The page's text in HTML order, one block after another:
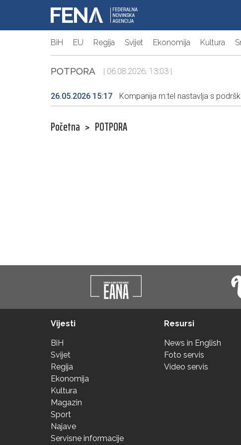
BiH EU Regija Svijet Ekonomija Kultura
POTPORA | 06.08.2026. 13:03 |
26.05.2026 15:17 Kompanija m:tel nastavlja s
Početna > POTPORA
Vijesti
BiH
Svijet
Regija
Ekonomija
Kultura
Magazin
Sport
Najave
Servisne informacije
Resursi
News in English
Foto servis
Video servis